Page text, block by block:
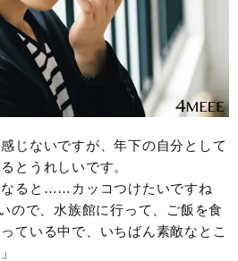
じないですが、年下の自分として
とうれしいです。
なると……カッコつけたいですね
ので、水族館に行って、ご飯を食
ている中で、いちばん素敵なとこ